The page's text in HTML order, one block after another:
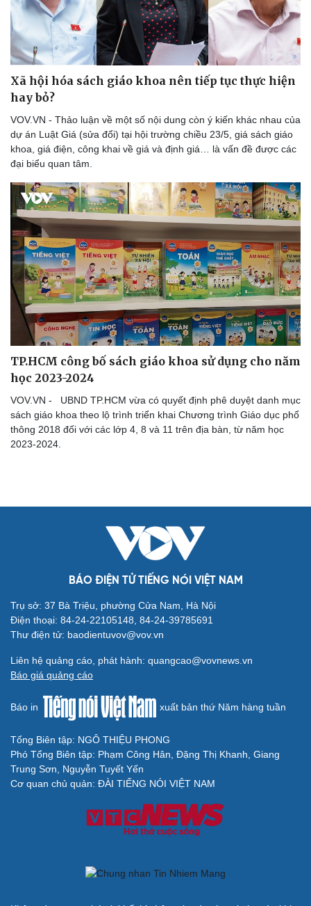
Du lịch
Tư vấn
Săn Tour
check-in
Podcast
Câu chuyện thời sự
Đọc truyện đêm khuya
Cửa sổ tình yêu
Kể chuyện cho bé
Xã hội hóa sách giáo khoa nên tiếp tục thực hiện
hay bỏ?
VOV.VN - Thảo luận về một số nội dung còn ý kiến khác nhau của
dự án Luật Giá (sửa đổi) tại hội trường chiều 23/5, giá sách giáo
khoa, giá điện, công khai về giá và định giá… là vấn đề được các
đại biểu quan tâm.
TP.HCM công bố sách giáo khoa sử dụng cho năm
học 2023-2024
VOV.VN - UBND TP.HCM vừa có quyết định phê duyệt danh mục
sách giáo khoa theo lộ trình triển khai Chương trình Giáo dục phổ
thông 2018 đối với các lớp 4, 8 và 11 trên địa bàn, từ năm học
2023-2024.
BÁO ĐIỆN TỬ TIẾNG NÓI VIỆT NAM
Trụ sở: 37 Bà Triệu, phường Cửa Nam, Hà Nội
Điện thoại: 84-24-22105148, 84-24-39785691
Thư điện tử: baodientuvov@vov.vn
Liên hệ quảng cáo, phát hành: quangcao@vovnews.vn
Báo giá quảng cáo
Báo in xuất bản thứ Năm hàng tuần
Tổng Biên tập: NGÔ THIỆU PHONG
Phó Tổng Biên tập: Phạm Công Hân, Đặng Thị Khanh, Giang
Trung Sơn, Nguyễn Tuyết Yến
Cơ quan chủ quản: ĐÀI TIẾNG NÓI VIỆT NAM